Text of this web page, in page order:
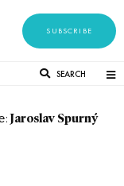
SUBSCRIBE
SEARCH
Jaroslav Spurný